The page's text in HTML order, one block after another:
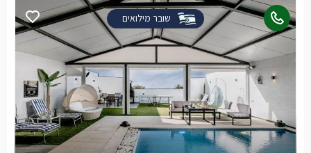
שובר מילואים